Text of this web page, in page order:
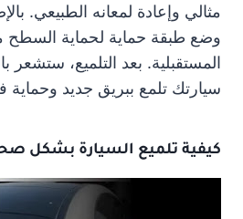
مثالي وإعادة لمعانه الطبيعي.
وضع طبقة حماية لحماية
المستقبلية. بعد التلميع، ستشعر
سيارتك تلمع ببريق جديد وحماية
كيفية تلميع السيارة بشكل